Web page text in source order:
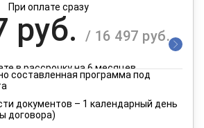
При оплате сразу
руб. / 16 497 руб.
в рассрочку на 6 месяцев
руб. / 8 249 руб.
составленная программа под
документов – 1 календарный день
договора)